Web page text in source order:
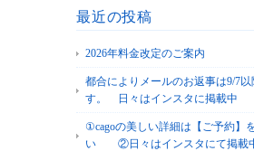
最近の投稿
2026年料金改定のご案内
都合によりメールのお返事は9/7以
す。 日々はインスタに掲載中
①cagoの美しい詳細は【ご予約】
い ②日々はインスタにて掲載